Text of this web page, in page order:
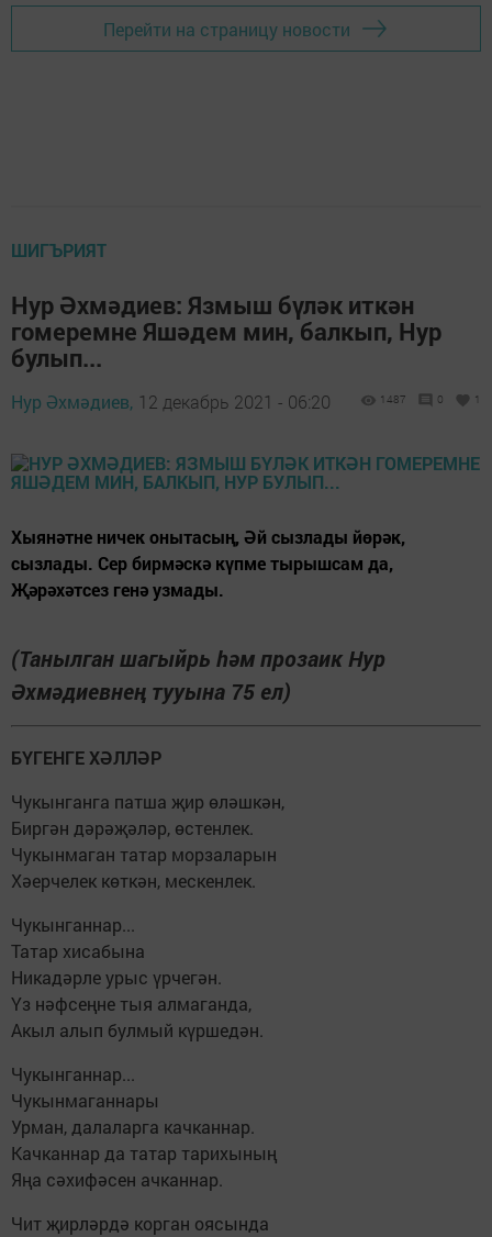
Перейти на страницу новости
ШИГЪРИЯТ
Нур Әхмәдиев: Язмыш бүләк иткән
гомеремне Яшәдем мин, балкып, Нур
булып...
Нур Әхмәдиев, 12 декабрь 2021 - 06:20 1487 0 1
Хыянәтне ничек онытасың, Әй сызлады йөрәк,
сызлады. Сер бирмәскә күпме тырышсам да,
Җәрәхәтсез генә узмады.
(Танылган шагыйрь һәм прозаик Нур
Әхмәдиевнең тууына 75 ел)
БҮГЕНГЕ ХӘЛЛӘР
Чукынганга патша җир өләшкән,
Биргән дәрәҗәләр, өстенлек.
Чукынмаган татар морзаларын
Хәерчелек көткән, мескенлек.
Чукынганнар...
Татар хисабына
Никадәрле урыс үрчегән.
Үз нәфсеңне тыя алмаганда,
Акыл алып булмый күршедән.
Чукынганнар...
Чукынмаганнары
Урман, далаларга качканнар.
Качканнар да татар тарихының
Яңа сәхифәсен ачканнар.
Чит җирләрдә корган оясында